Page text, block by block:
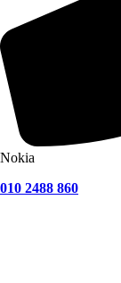
Nokia
010 2488 860